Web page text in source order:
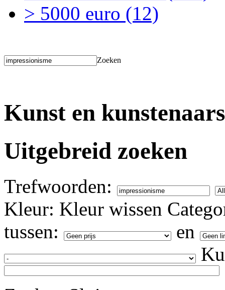
> 5000 euro (12)
Zoeken
Kunst en
Uitgebreid zoeken
Trefwoorden:
Kleur: Kleur wissen
tussen:
en